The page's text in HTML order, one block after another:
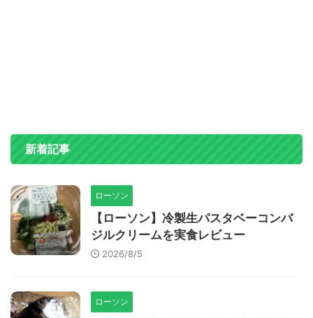
新着記事
ローソン
【ローソン】冷製生パスタベーコンバ
ジルクリームを実食レビュー
2026/8/5
ローソン